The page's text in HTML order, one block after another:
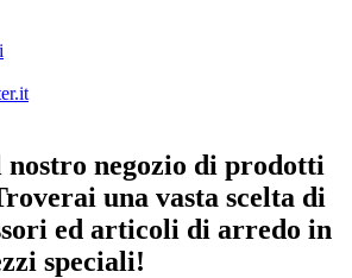
nostro negozio di prodotti
una vasta scelta di
ed articoli di arredo in
speciali!